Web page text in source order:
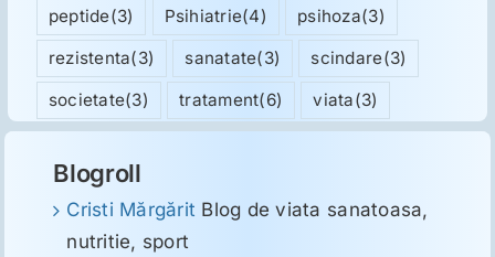
peptide(3) Psihiatrie(4) psihoza(3)
rezistenta(3) sanatate(3) scindare(3)
societate(3) tratament(6) viata(3)
Blogroll
Cristi Mărgărit Blog de viata sanatoasa,
nutritie, sport